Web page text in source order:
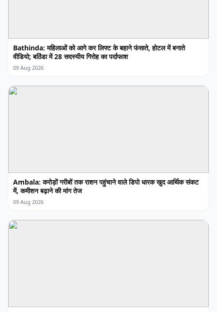
Bathinda: महिलाओं को आगे कर लिफ्ट के बहाने फंसाते, होटल में बनाते
वीडियो; बठिंडा में 28 सदस्यीय गिरोह का पर्दाफाश
09 Aug 2026
Ambala: करोड़ों गरीबों तक राशन पहुंचाने वाले डिपो धारक खुद आर्थिक संकट
में, कमीशन बढ़ाने की मांग तेज
09 Aug 2026